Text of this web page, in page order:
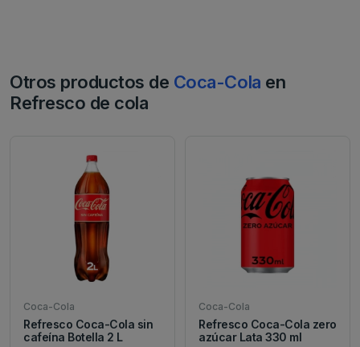
Otros productos de Coca-Cola en
Refresco de cola
Coca-Cola
Refresco Coca-Cola sin
cafeína Botella 2 L
Coca-Cola
Refresco Coca-Cola zero
azúcar Lata 330 ml